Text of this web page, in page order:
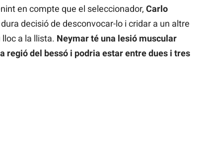
en compte que el seleccionador, Carlo
decisió de desconvocar-lo i cridar a un altre
a la llista. Neymar té una lesió muscular
regió del bessó i podria estar entre dues i tres